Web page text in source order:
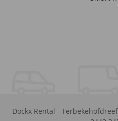
Dockx Rental -